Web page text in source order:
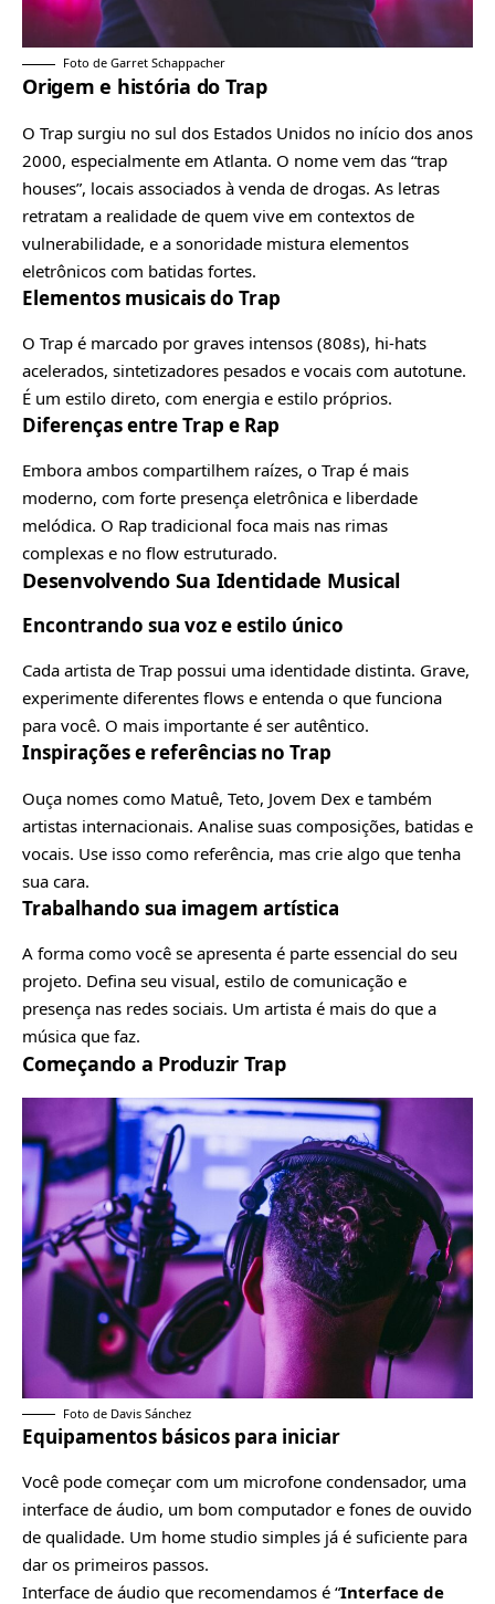
Foto de Garret Schappacher
Origem e história do Trap
O Trap surgiu no sul dos Estados Unidos no início dos anos
2000, especialmente em Atlanta. O nome vem das “trap
houses”, locais associados à venda de drogas. As letras
retratam a realidade de quem vive em contextos de
vulnerabilidade, e a sonoridade mistura elementos
eletrônicos com batidas fortes.
Elementos musicais do Trap
O Trap é marcado por graves intensos (808s), hi-hats
acelerados, sintetizadores pesados e vocais com autotune.
É um estilo direto, com energia e estilo próprios.
Diferenças entre Trap e Rap
Embora ambos compartilhem raízes, o Trap é mais
moderno, com forte presença eletrônica e liberdade
melódica. O Rap tradicional foca mais nas rimas
complexas e no flow estruturado.
Desenvolvendo Sua Identidade Musical
Encontrando sua voz e estilo único
Cada artista de Trap possui uma identidade distinta. Grave,
experimente diferentes flows e entenda o que funciona
para você. O mais importante é ser autêntico.
Inspirações e referências no Trap
Ouça nomes como Matuê, Teto, Jovem Dex e também
artistas internacionais. Analise suas composições, batidas e
vocais. Use isso como referência, mas crie algo que tenha
sua cara.
Trabalhando sua imagem artística
A forma como você se apresenta é parte essencial do seu
projeto. Defina seu visual, estilo de comunicação e
presença nas redes sociais. Um artista é mais do que a
música que faz.
Começando a Produzir Trap
Foto de Davis Sánchez
Equipamentos básicos para iniciar
Você pode começar com um microfone condensador, uma
interface de áudio, um bom computador e fones de ouvido
de qualidade. Um home studio simples já é suficiente para
dar os primeiros passos.
Interface de áudio que recomendamos é “Interface de